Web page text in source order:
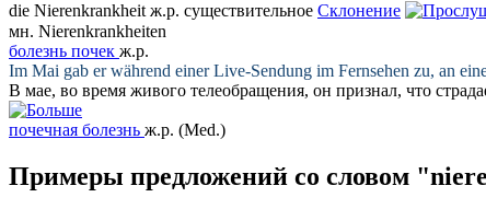
die Nierenkrankheit ж.р. существительное Склонение
мн. Nierenkrankheiten
болезнь почек ж.р.
Im Mai gab er während einer Live-Sendung im Fernsehen zu, an
В мае, во время живого телеобращения, он признал, что
почечная болезнь ж.р. (Med.)
Примеры предложений со словом